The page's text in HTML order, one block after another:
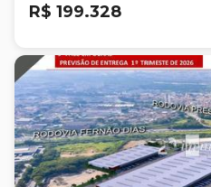
R$ 199.328